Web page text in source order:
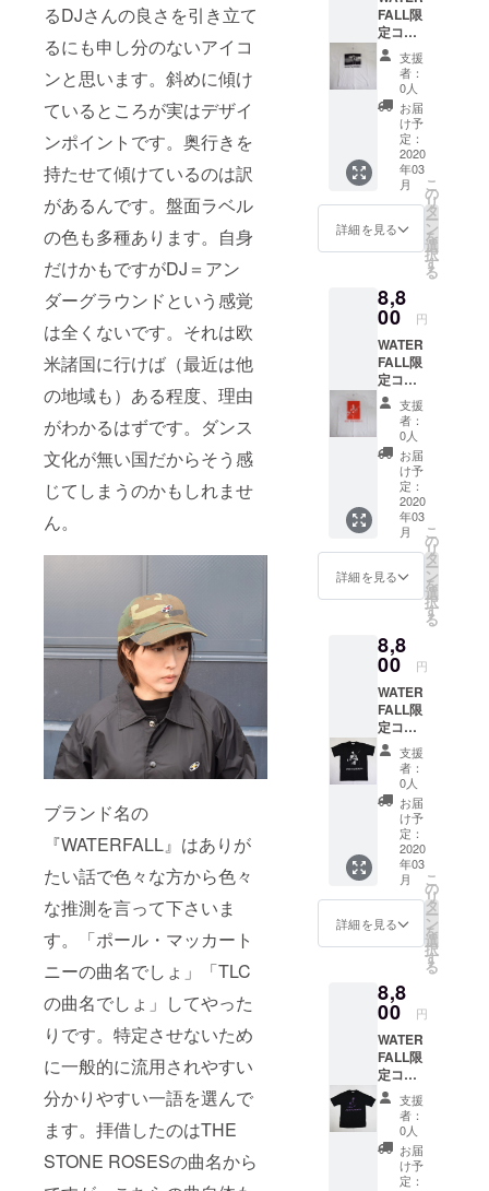
るDJさんの良さを引き立て
るにも申し分のないアイコ
ンと思います。斜めに傾け
ているところが実はデザイ
ンポイントです。奥行きを
持たせて傾けているのは訳
があるんです。盤面ラベル
の色も多種あります。自身
だけかもですがDJ＝アン
ダーグラウンドという感覚
は全くないです。それは欧
米諸国に行けば（最近は他
の地域も）ある程度、理由
がわかるはずです。ダンス
文化が無い国だからそう感
じてしまうのかもしれませ
ん。
ブランド名の
『WATERFALL』はありが
たい話で色々な方から色々
な推測を言って下さいま
す。「ポール・マッカート
ニーの曲名でしょ」「TLC
の曲名でしょ」してやった
りです。特定させないため
に一般的に流用されやすい
分かりやすい一語を選んで
ます。拝借したのはTHE
STONE ROSESの曲名から
FALLか
らは可
哀想で
すの
で、さ
さやか
な何か
物品を
ご用意
をさせ
て頂き
ま
す。）
確実に
や音楽
好きな
友達が
増える
ことは
間違い
ない
WATER
FALL5
周年イ
ベント
です！
※写真は
実際の
出演者
や打ち
上げと
ざいま
せん
上げ、
イベン
トのイ
メージ
写真）
影。
http://w
hisper.c
o.jp/whi
sper/
【サイ
ズ】
（cm）
サイズ
身丈 身
幅 肩幅
袖丈
S
67
48
M
70
49
43.5 19
L
71
53
48 24
【品質
表示】
・綿
100%
・手洗
い可
コ・パ
ストリ
アス写
真集
「JAC
O」、マ
イル
ス・
ディ
ヴィス
写真集
「NO
PICTUR
E!」な
ど多く
ズ
ミュー
ジシャ
ンを撮
影。
http://w
hisper.c
o.jp/whi
sper/
【サイ
ズ】
（cm）
サイズ
身丈 身
幅 肩幅
袖丈
S
67
48
M
70
49
43.5 19
L
71
53
48 24
【品質
表示】
・綿
100%
・手洗
い可
発送ま
で少し
お時間
頂く場
合がご
ざいま
す）。
完全日
本企
画・日
本製。
MADE
JAPAN
。 ジャ
家・内
山繁
氏：
ジャ
コ・パ
ストリ
アス写
真集
「JAC
O」、マ
イル
ス・
ディ
ヴィス
写真集
「NO
PICTUR
E!」な
ど多く
ズ
ミュー
ジシャ
ンを撮
影。
http://w
hisper.c
o.jp/whi
sper/
【サイ
ズ】
（cm）
サイズ
身丈 身
幅 肩幅
袖丈
S
67
48
M
70
49
43.5 19
L
71
53
48 24
【品質
表示】
・綿
100%
へのプ
リント
商品に
なりま
す。 ※
白黒写
真の中
でも特
に顔
アップ
でサン
ていな
いもの
セサイ
ザーを
多用し
た名盤
「デコ
イ」を
彷彿。T
シャツ
と共に
マイル
スの偉
大な音
楽変遷
も是非
お楽し
い。 前
面に
S
DAVIS
」の写
真をシ
ルクプ
リント
したT
シャツ
（背面
に英字
ロゴプ
リン
ト）。
ご注文
後、即
日〜1週
間での
商品発
送予定
（商品
発送ま
で少し
お時間
頂く場
合がご
ざいま
す）。
完全日
本企
画・日
本製。
ず手に
して頂
きたい
他国で
は買う
ことが
できな
い希少
性の高
『JAZZ
T』シ
リーズ
の商品
は黒T
シャツ
へのプ
リント
商品に
なりま
す。 ※
黒は初
期マイ
ルスの
ジャ
ケット
も多
ル・
ジャズ
初期の
名盤
「BIRT
H OF
COOL
」も合
わせて
是非。
前面に
「MILE
DAVIS
」の写
真をシ
ルクプ
したT
シャツ
に英字
ロゴプ
リン
ト）。
ご注文
後、即
日〜1週
間での
商品発
送予定
です
（商品
貴重な
ワン
シーン
を切り
取った
他では
手に入
らない
商品で
す。夏
フェス
から
JAZZラ
ション&
音楽好
には必
ず手に
して頂
きたい
他国で
は買う
ことが
できな
い希少
性の高
『JAZZ
T』シ
リーズ
の商品
はイエ
ローT
シャツ
へのプ
リント
（ブラ
ウンカ
ラープ
リン
ト）商
品にな
りま
す。 ※
ファン
ク好き
スメの
ファン
キーな
一枚で
す。
ファン
クを取
り入れ
た名盤
「on
ジャズ
だけで
なく、
ロック/
ファン
ク/ソウ
ル/ヒッ
プホッ
プなど
あらゆ
るジャ
ンルを
呑み込
し続け
たトラ
ターの
貴重な
ワン
シーン
を切り
取った
他では
手に入
らない
商品で
す。夏
フェス
から
JAZZラ
ション&
音楽好
には必
ず手に
して頂
きたい
他国で
は買う
ことが
できな
い希少
性の高
『JAZZ
T』シ
リーズ
の商品
はオレ
ンジT
シャツ
へのプ
リント
商品に
なりま
す。 ※
オレン
ジ人気
FALL限
定コラ
ボTシャ
ツ。第
一弾は
ジャズ
写真
家・内
山繁氏
が撮影
した最
強ベー
シスト
「ジャ
アス」
のフォ
トTシャ
ツ。
ジャズ
界だけ
でなく
音楽界
に多大
な影響
を与え
たベー
シスト
の貴重
なワン
シーン
を切り
らない
商品で
フェス
から
JAZZラ
イヴ観
賞まで
ファッ
ション&
音楽好
きな方
には必
ず手に
して頂
きたい
『JAZZ
です。
※こちら
は白T
シャツ
へのプ
リント
商品に
なりま
す。 前
面に
「JAC
支援
者：
0人
お届
け予
定：
2020
年03
月
詳細を見る
こ
の
リ
タ
ー
ン
を
選
択
す
る
8,8
00 円
WATER
FALL限
定コラ
ボTシャ
ツ。第
一弾は
ジャズ
写真
家・内
山繁氏
が撮影
した最
強ベー
シスト
「ジャ
アス」
のフォ
トTシャ
ツ。
ジャズ
界だけ
でなく
音楽界
に多大
な影響
を与え
たベー
シスト
の貴重
なワン
シーン
を切り
らない
商品で
フェス
から
JAZZラ
イヴ観
賞まで
ファッ
ション&
音楽好
きな方
支援
者：
0人
お届
け予
定：
2020
年03
月
詳細を見る
こ
の
リ
タ
ー
ン
を
選
択
す
る
8,8
00 円
WATER
FALL限
定コラ
ボTシャ
ツ。第
一弾は
ジャズ
写真
家・内
山繁氏
が撮影
した最
強ベー
シスト
「ジャ
アス」
のフォ
トTシャ
ツ。
ジャズ
界だけ
でなく
音楽界
に多大
な影響
を与え
たベー
支援
者：
0人
お届
け予
定：
2020
年03
月
詳細を見る
こ
の
リ
タ
ー
ン
を
選
択
す
る
8,8
00 円
WATER
FALL限
定コラ
ボTシャ
ツ。第
一弾は
ジャズ
写真
家・内
支援
者：
0人
お届
け予
定：